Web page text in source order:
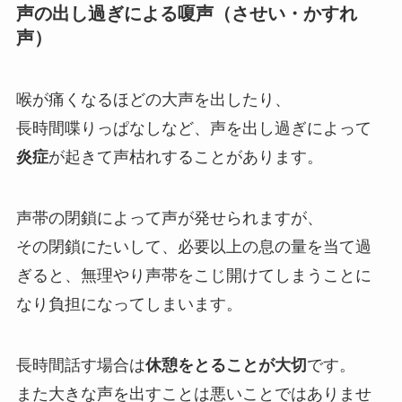
声の出し過ぎによる嗄声（させい・かすれ
声）
喉が痛くなるほどの大声を出したり、
長時間喋りっぱなしなど、声を出し過ぎによって
炎症が起きて声枯れすることがあります。
声帯の閉鎖によって声が発せられますが、
その閉鎖にたいして、必要以上の息の量を当て過
ぎると、無理やり声帯をこじ開けてしまうことに
なり負担になってしまいます。
長時間話す場合は休憩をとることが大切です。
また大きな声を出すことは悪いことではありませ